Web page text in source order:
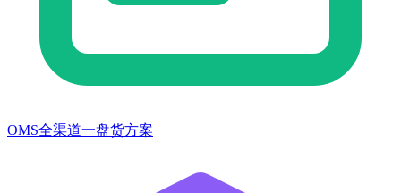
OMS全渠道一盘货方案